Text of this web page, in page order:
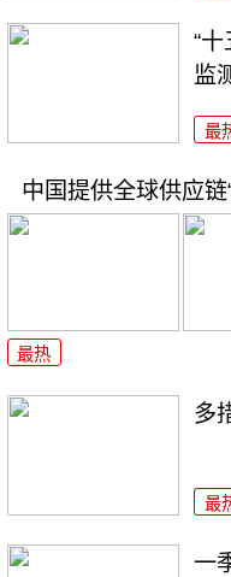
“
监
最
中国提供全球供应链
最热
多
最
一